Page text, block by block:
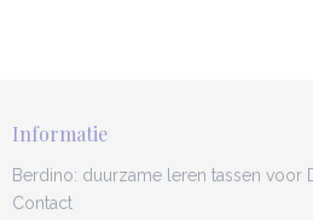
Informatie
Berdino: duurzame leren tassen voor
Contact